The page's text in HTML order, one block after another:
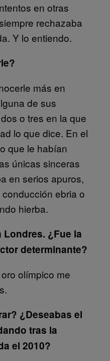
en otras
rechazaba
Y lo entiendo.
más en
de sus
o tres en la que
lo que dice. En el
que le habían
únicas sinceras
en serios apuros,
ebria o
hierba.
¿Fue la
determinante?
olímpico me
¿Deseabas el
tras la
el 2010?